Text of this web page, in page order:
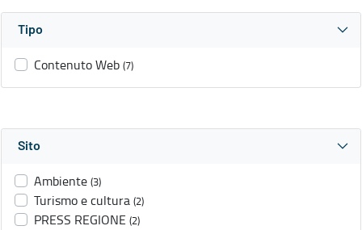
Tipo
Contenuto Web (7)
Sito
Ambiente (3)
Turismo e cultura (2)
PRESS REGIONE (2)